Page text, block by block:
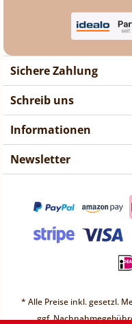
Sichere Zahlung
Schreib uns
Informationen
Newsletter
* Alle Preise inkl. gesetzl.
ggf.